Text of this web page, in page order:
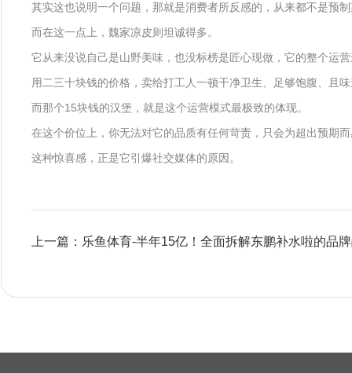
其实这也说明一个问题，那就是消费者所反感的，从来都不是预
而在这一点上，魏家凉皮则坦诚得多。
它从来没说自己是山野美味，也没标榜是匠心现做，它的整个运
用二三十块钱的价格，卖给打工人一顿干净卫生、足够饱腹、且
而那个15块钱的汉堡，就是这个运营模式最极致的体现。
在这个价位上，你无法对它的品质有任何苛责，只会为超出预期
这种惊喜感，正是它引爆社交媒体的原因。
上一篇：乐鱼体育-半年15亿！全面拆解东鹏补水啦的品